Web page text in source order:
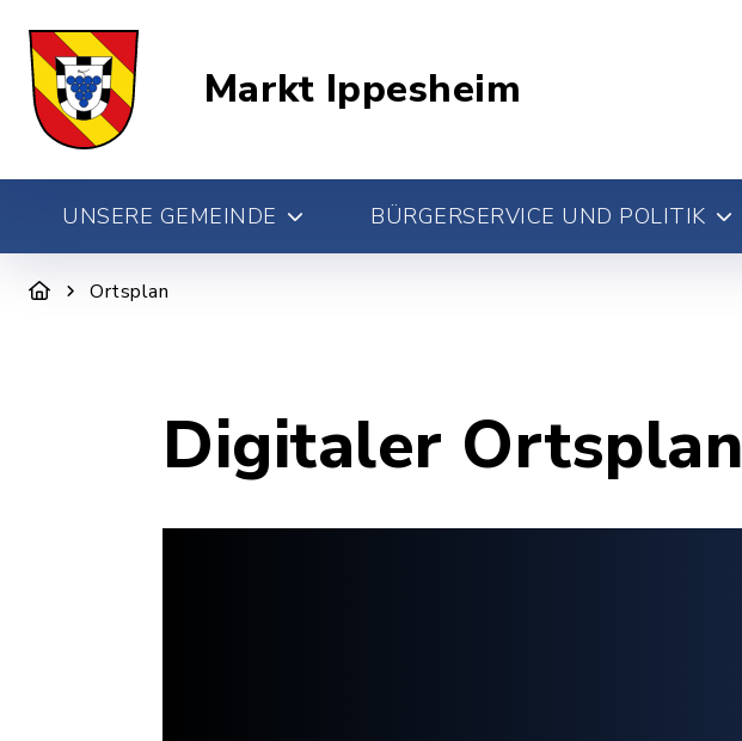
Markt Ippesheim
UNSERE GEMEINDE BÜRGERSERVICE UND POLITIK
Ortsplan
Digitaler Ortsplan